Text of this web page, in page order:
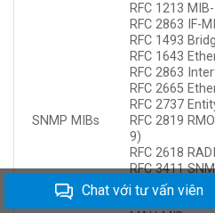
SNMP MIBs
RFC 1213 MIB-II
RFC 2863 IF-
RFC 1493
RFC 1643
RFC 2863
RFC 2665
RFC 2737
RFC 2819
9)
RFC 2618
RFC 3411
IEEE 802.1X
LLDP
Chat với tư vấn viên